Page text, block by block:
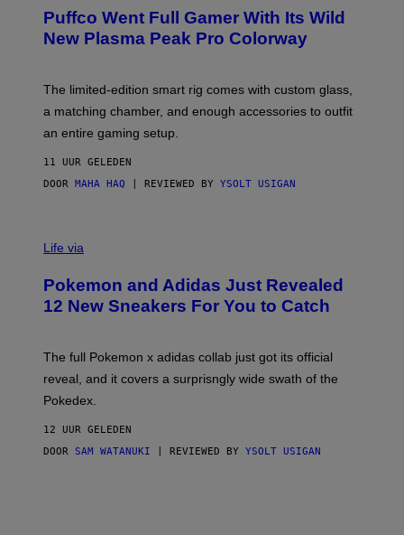
E
T
T
M
G
E
T
E
S
F
U
F
O
Puffco Went Full Gamer With Its Wild
New Plasma Peak Pro Colorway
The limited-edition smart rig comes with custom glass,
a matching chamber, and enough accessories to outfit
an entire gaming setup.
11 UUR GELEDEN
DOOR MAHA HAQ | REVIEWED BY YSOLT USIGAN
I
O
K
E
N
A
D
I
A
S
Life via
Pokemon and Adidas Just Revealed
12 New Sneakers For You to Catch
The full Pokemon x adidas collab just got its official
reveal, and it covers a surprisngly wide swath of the
Pokedex.
12 UUR GELEDEN
DOOR SAM WATANUKI | REVIEWED BY YSOLT USIGAN